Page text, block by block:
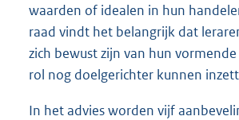
waarden of idealen in hun
raad vindt het belangrijk dat
zich bewust zijn van hun
rol nog doelgerichter kunnen
In het advies worden vijf